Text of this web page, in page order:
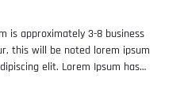
is approximately 3-8 business
this will be noted lorem ipsum
elit. Lorem Ipsum has
a galley of type and